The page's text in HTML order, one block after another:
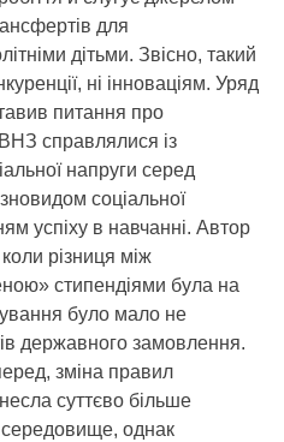
для
дітьми. Звісно, такий
ні інноваціям. Уряд
питання про
справлялися із
напруги серед
соціальної
успіху в навчанні. Автор
різниця між
стипендіями була на
було мало не
державного замовлення.
зміна правил
суттєво більше
середовище, однак